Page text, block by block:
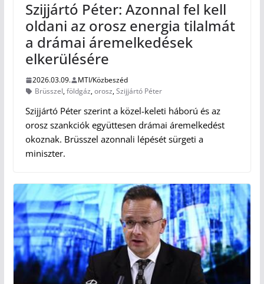
Szijjártó Péter: Azonnal fel kell
oldani az orosz energia tilalmát
a drámai áremelkedések
elkerülésére
2026.03.09.
MTI/Közbeszéd
Brüsszel,földgáz,orosz,Szijjártó Péter
Szijjártó Péter szerint a közel-keleti háború és az
orosz szankciók együttesen drámai áremelkedést
okoznak. Brüsszel azonnali lépését sürgeti a
miniszter.